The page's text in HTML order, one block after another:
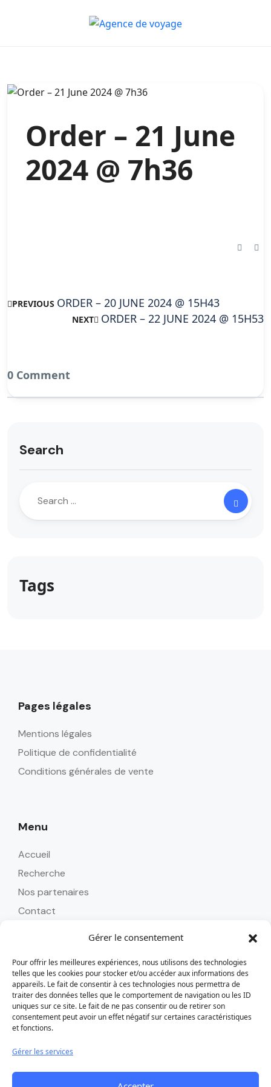
Gérer le consentement
Pour offrir les meilleures expériences, nous utilisons des technologies
telles que les cookies pour stocker et/ou accéder aux informations des
appareils. Le fait de consentir à ces technologies nous permettra de
traiter des données telles que le comportement de navigation ou les ID
uniques sur ce site. Le fait de ne pas consentir ou de retirer son
consentement peut avoir un effet négatif sur certaines caractéristiques
et fonctions.
Gérer les services
Order – 21 June
2024 @ 7h36
PREVIOUS ORDER – 20 JUNE 2024 @ 15H43
NEXT ORDER – 22 JUNE 2024 @ 15H53
0 Comment
Search
Tags
Pages légales
Mentions légales
Politique de confidentialité
Conditions générales de vente
Menu
Accueil
Recherche
Nos partenaires
Contact
Contact
Tél : 0262 24 58 45
alizoavoyages@alizoavoyages.com
Nos horaires :
Du lundi au vendredi : 08h30 - 18h
Samedi : 09h - 13h / 14h - 18h